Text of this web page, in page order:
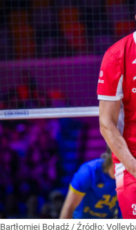
Bartłomiej Bołądź / Źródło: